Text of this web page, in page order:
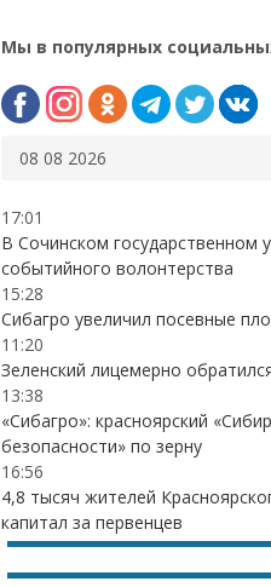
Мы в популярных
08 08 2026
17:01
В Сочинском государственном
событийного волонтерства
15:28
Сибагро увеличил посевные
11:20
Зеленский лицемерно
13:38
«Сибагро»: красноярский
безопасности» по зерну
16:56
4,8 тысяч жителей
капитал за первенцев